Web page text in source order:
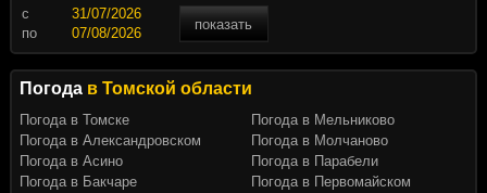
c
показать
по
Погода в Томской области
Погода в Томске
Погода в Александровском
Погода в Асино
Погода в Бакчаре
Погода в Мельниково
Погода в Молчаново
Погода в Парабели
Погода в Первомайском